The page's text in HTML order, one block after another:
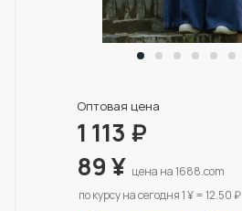
Оптовая цена
1 113 ₽
89¥ цена на 1688.com
по курсу на сегодня 1 ¥ = 12.50 ₽